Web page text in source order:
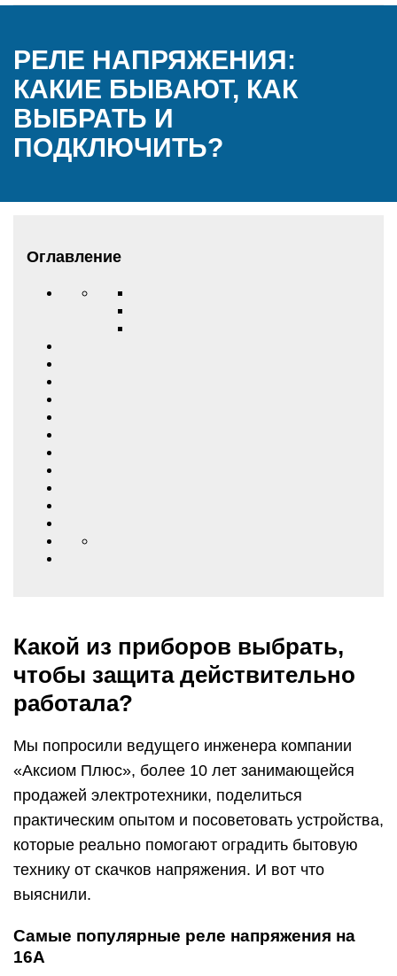
РЕЛЕ НАПРЯЖЕНИЯ:
КАКИЕ БЫВАЮТ, КАК
ВЫБРАТЬ И
ПОДКЛЮЧИТЬ?
Оглавление
Какой из приборов выбрать,
чтобы защита действительно
работала?
Мы попросили ведущего инженера компании
«Аксиом Плюс», более 10 лет занимающейся
продажей электротехники, поделиться
практическим опытом и посоветовать устройства,
которые реально помогают оградить бытовую
технику от скачков напряжения. И вот что
выяснили.
Самые популярные реле напряжения на
16А